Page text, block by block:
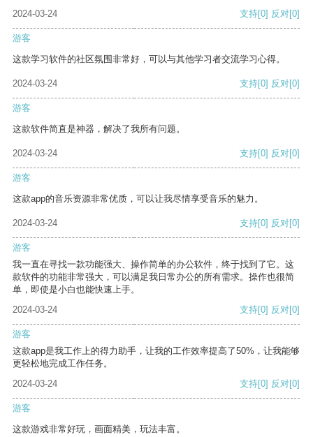
2024-03-24 支持[0] 反对[0]
游客
这款学习软件的社区氛围非常好，可以与其他学习者交流学习心得。
2024-03-24 支持[0] 反对[0]
游客
这款软件简直是神器，解决了我所有问题。
2024-03-24 支持[0] 反对[0]
游客
这款app的音乐资源非常优质，可以让我尽情享受音乐的魅力。
2024-03-24 支持[0] 反对[0]
游客
我一直在寻找一款功能强大、操作简单的办公软件，终于找到了它。这
款软件的功能非常强大，可以满足我日常办公的所有需求。操作也很简
单，即使是小白也能快速上手。
2024-03-24
支持[0] 反对[0]
游客
这款app是我工作上的得力助手，让我的工作效率提高了50%，让我能够
更轻松地完成工作任务。
2024-03-24
支持[0] 反对[0]
游客
这款游戏非常好玩，画面精美，玩法丰富。